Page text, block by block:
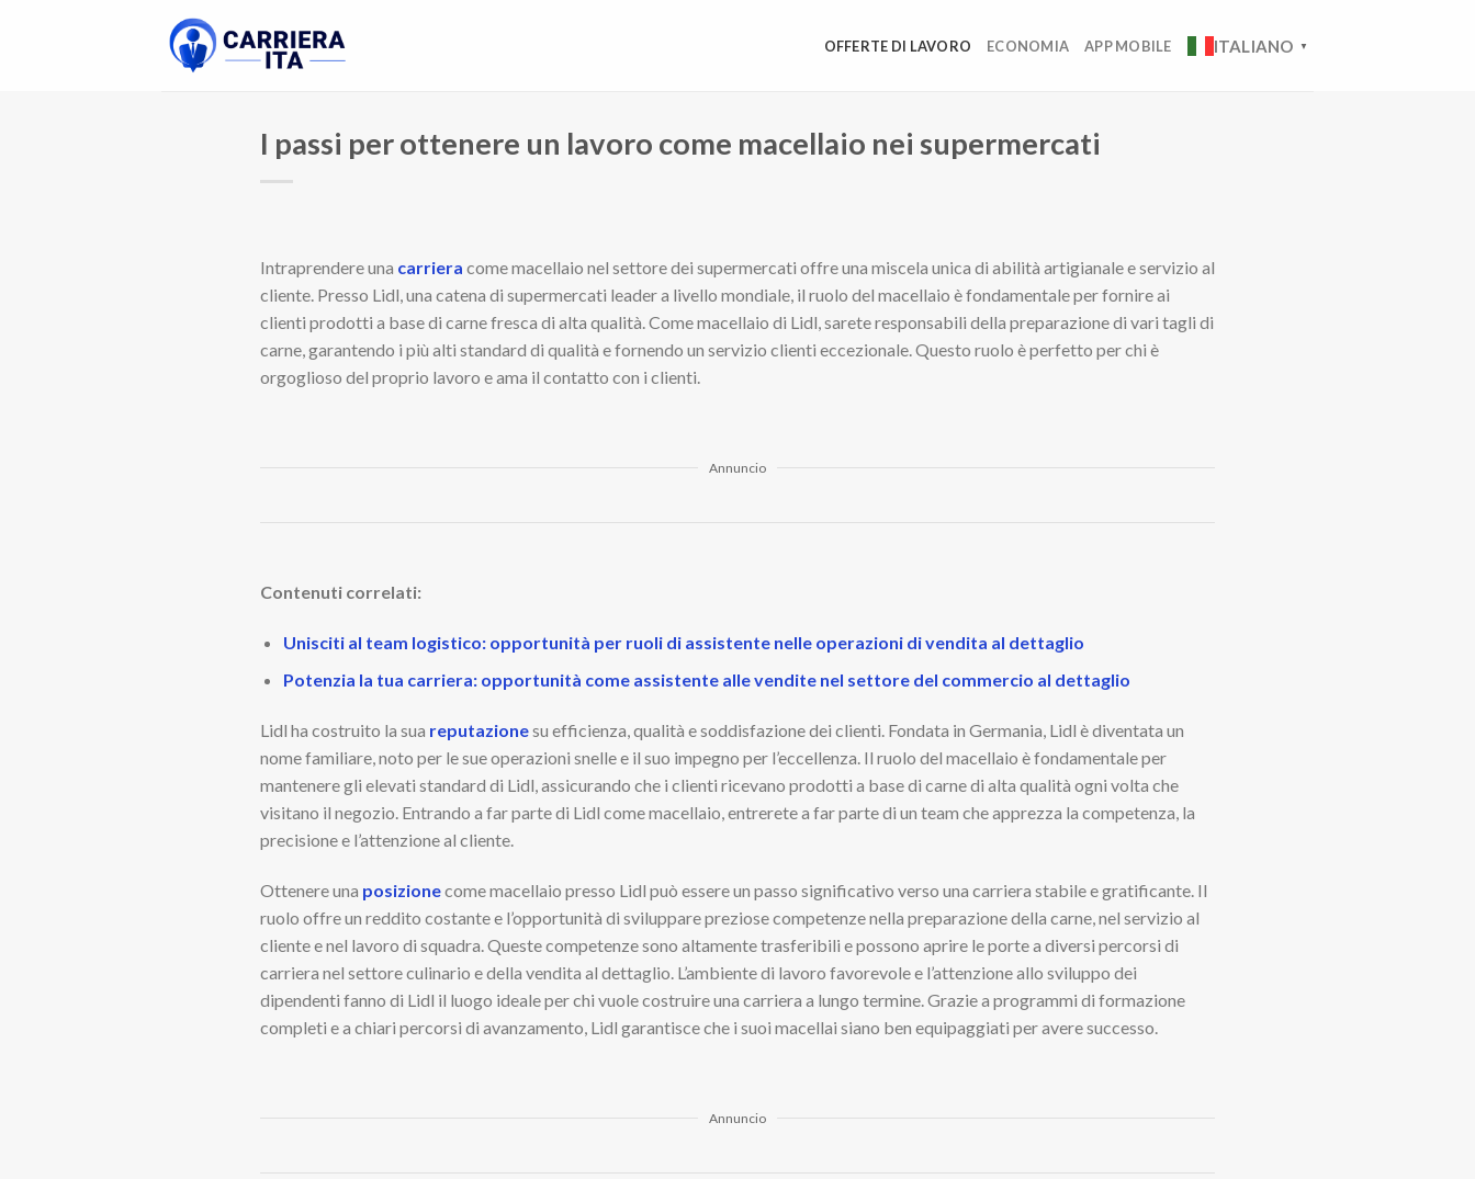
OFFERTE DI LAVORO ECONOMIA APP MOBILE ITALIANO ▼
I passi per ottenere un lavoro come macellaio nei supermercati
Intraprendere una carriera come macellaio nel settore dei supermercati offre una miscela unica di abilità artigianale e servizio al
cliente. Presso Lidl, una catena di supermercati leader a livello mondiale, il ruolo del macellaio è fondamentale per fornire ai
clienti prodotti a base di carne fresca di alta qualità. Come macellaio di Lidl, sarete responsabili della preparazione di vari tagli di
carne, garantendo i più alti standard di qualità e fornendo un servizio clienti eccezionale. Questo ruolo è perfetto per chi è
orgoglioso del proprio lavoro e ama il contatto con i clienti.
Annuncio
Contenuti correlati:
Unisciti al team logistico: opportunità per ruoli di assistente nelle operazioni di vendita al dettaglio
Potenzia la tua carriera: opportunità come assistente alle vendite nel settore del commercio al dettaglio
Lidl ha costruito la sua reputazionesu efficienza, qualità e soddisfazione dei clienti. Fondata in Germania, Lidl è diventata un
nome familiare, noto per le sue operazioni snelle e il suo impegno per l’eccellenza. Il ruolo del macellaio è fondamentale per
mantenere gli elevati standard di Lidl, assicurando che i clienti ricevano prodotti a base di carne di alta qualità ogni volta che
visitano il negozio. Entrando a far parte di Lidl come macellaio, entrerete a far parte di un team che apprezza la competenza, la
precisione e l’attenzione al cliente.
Ottenere una posizionecome macellaio presso Lidl può essere un passo significativo verso una carriera stabile e gratificante. Il
ruolo offre un reddito costante e l’opportunità di sviluppare preziose competenze nella preparazione della carne, nel servizio al
cliente e nel lavoro di squadra. Queste competenze sono altamente trasferibili e possono aprire le porte a diversi percorsi di
carriera nel settore culinario e della vendita al dettaglio. L’ambiente di lavoro favorevole e l’attenzione allo sviluppo dei
dipendenti fanno di Lidl il luogo ideale per chi vuole costruire una carriera a lungo termine. Grazie a programmi di formazione
completi e a chiari percorsi di avanzamento, Lidl garantisce che i suoi macellai siano ben equipaggiati per avere successo.
Annuncio